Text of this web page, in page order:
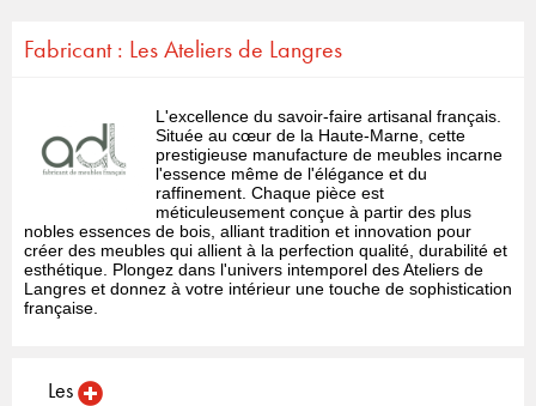
Fabricant : Les Ateliers de Langres
L'excellence du savoir-faire artisanal français.
Située au cœur de la Haute-Marne, cette
prestigieuse manufacture de meubles incarne
l'essence même de l'élégance et du
raffinement. Chaque pièce est
méticuleusement conçue à partir des plus
nobles essences de bois, alliant tradition et innovation pour
créer des meubles qui allient à la perfection qualité, durabilité et
esthétique. Plongez dans l'univers intemporel des Ateliers de
Langres et donnez à votre intérieur une touche de sophistication
française.
Les